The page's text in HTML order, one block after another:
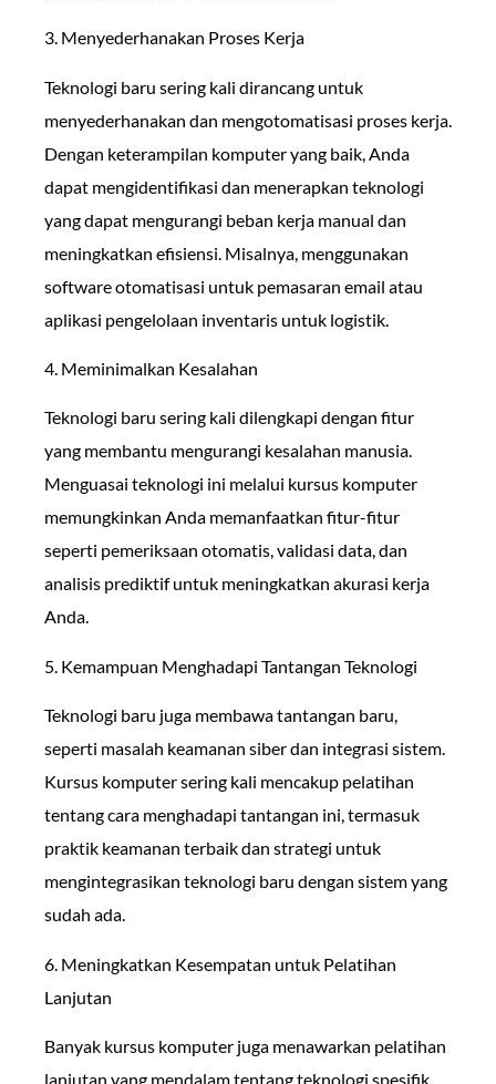
3. Menyederhanakan Proses Kerja
Teknologi baru sering kali dirancang untuk
menyederhanakan dan mengotomatisasi proses kerja.
Dengan keterampilan komputer yang baik, Anda
dapat mengidentifikasi dan menerapkan teknologi
yang dapat mengurangi beban kerja manual dan
meningkatkan efisiensi. Misalnya, menggunakan
software otomatisasi untuk pemasaran email atau
aplikasi pengelolaan inventaris untuk logistik.
4. Meminimalkan Kesalahan
Teknologi baru sering kali dilengkapi dengan fitur
yang membantu mengurangi kesalahan manusia.
Menguasai teknologi ini melalui kursus komputer
memungkinkan Anda memanfaatkan fitur-fitur
seperti pemeriksaan otomatis, validasi data, dan
analisis prediktif untuk meningkatkan akurasi kerja
Anda.
5. Kemampuan Menghadapi Tantangan Teknologi
Teknologi baru juga membawa tantangan baru,
seperti masalah keamanan siber dan integrasi sistem.
Kursus komputer sering kali mencakup pelatihan
tentang cara menghadapi tantangan ini, termasuk
praktik keamanan terbaik dan strategi untuk
mengintegrasikan teknologi baru dengan sistem yang
sudah ada.
6. Meningkatkan Kesempatan untuk Pelatihan
Lanjutan
Banyak kursus komputer juga menawarkan pelatihan
lanjutan yang mendalam tentang teknologi spesifik.